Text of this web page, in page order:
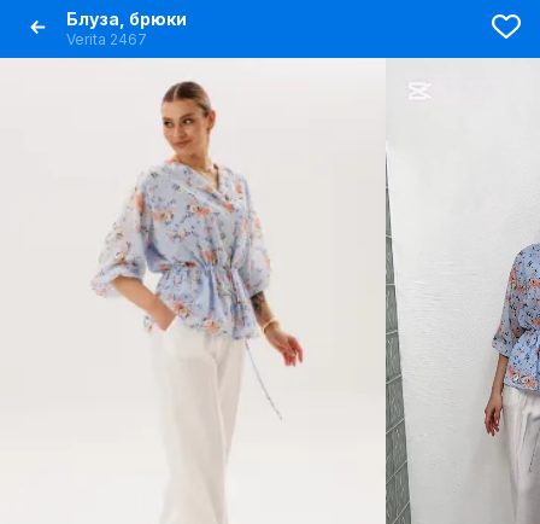
Блуза, брюки
Verita 2467